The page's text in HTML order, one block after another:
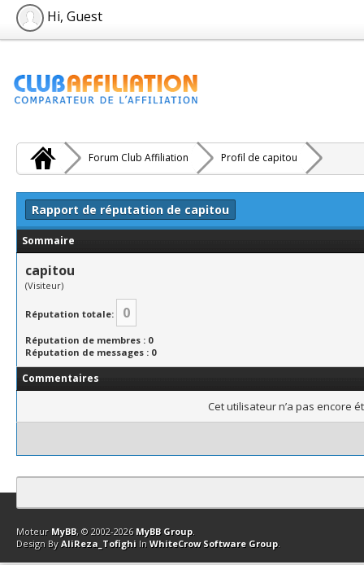
Hi, Guest
Forum Club Affiliation Profil de capitou
Rapport de réputation de capitou
Sommaire
capitou
(Visiteur)
Réputation totale: 0
Réputation de membres : 0
Réputation de messages : 0
Commentaires
Cet utilisateur n’a pas encore
Contact Club Affiliation Retourner en haut Version bas-débit
Moteur MyBB, © 2002-2026 MyBB Group.
Design By AliReza_Tofighi In WhiteCrow Software Group.